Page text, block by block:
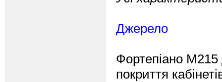
Джерело
Фортепіано
покриття